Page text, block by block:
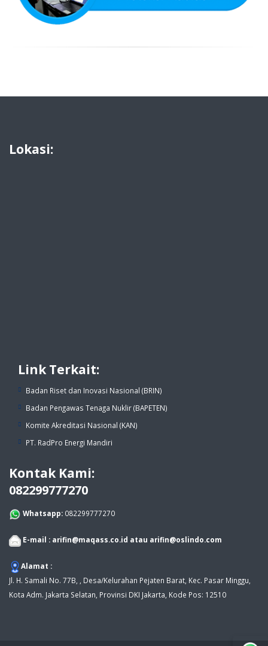
Lokasi:
Link Terkait:
Badan Riset dan Inovasi Nasional (BRIN)
Badan Pengawas Tenaga Nuklir (BAPETEN)
Komite Akreditasi Nasional (KAN)
PT. RadPro Energi Mandiri
Kontak Kami:
082299777270
Whatsapp: 082299777270
E-mail : arifin@maqass.co.id atau arifin@oslindo.com
Alamat :
Jl. H. Samali No. 77B, , Desa/Kelurahan Pejaten Barat, Kec. Pasar Minggu,
Kota Adm. Jakarta Selatan, Provinsi DKI Jakarta, Kode Pos: 12510